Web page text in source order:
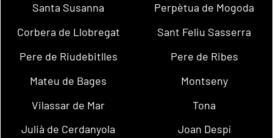
Santa Susanna
Perpètua de Mogoda
Corbera de Llobregat
Sant Feliu Sasserra
Pere de Riudebitlles
Pere de Ribes
Mateu de Bages
Montseny
Vilassar de Mar
Tona
Julià de Cerdanyola
Joan Despí